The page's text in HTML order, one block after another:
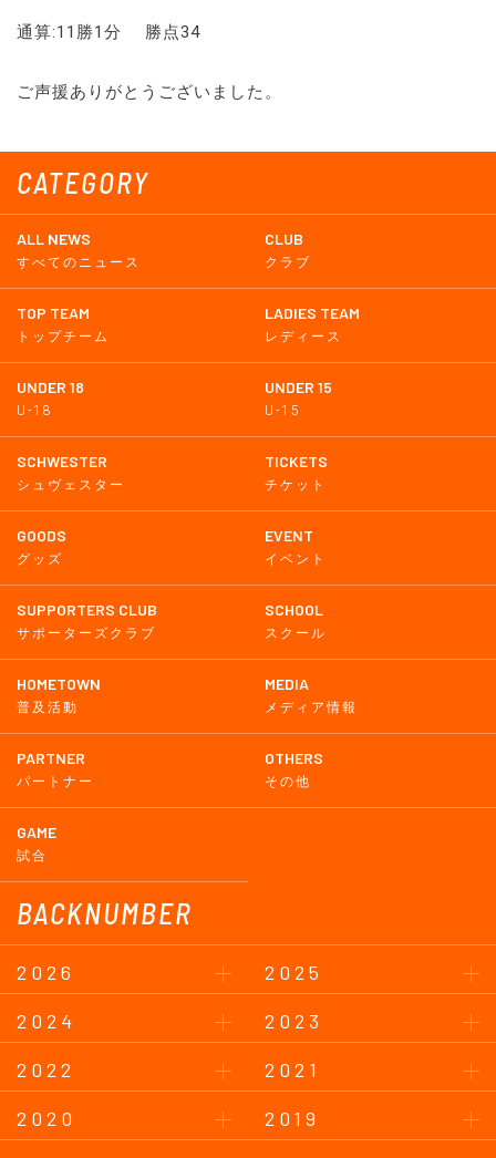
CATEGORY
ALL NEWS
すべてのニュース
CLUB
クラブ
TOP TEAM
トップチーム
LADIES TEAM
レディース
UNDER 18
U-18
UNDER 15
U-15
SCHWESTER
シュヴェスター
TICKETS
チケット
GOODS
グッズ
EVENT
イベント
SUPPORTERS CLUB
サポーターズクラブ
SCHOOL
スクール
HOMETOWN
普及活動
MEDIA
メディア情報
PARTNER
パートナー
OTHERS
その他
GAME
試合
BACKNUMBER
2026
2025
2024
2023
2022
2021
2020
2019
通算:11勝1分 勝点34
ご声援ありがとうございました。